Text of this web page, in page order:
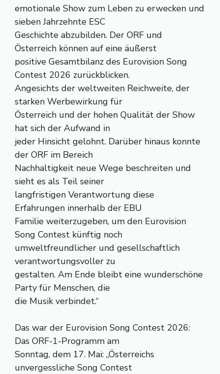
emotionale Show zum Leben zu erwecken und
sieben Jahrzehnte ESC
Geschichte abzubilden. Der ORF und
Österreich können auf eine äußerst
positive Gesamtbilanz des Eurovision Song
Contest 2026 zurückblicken.
Angesichts der weltweiten Reichweite, der
starken Werbewirkung für
Österreich und der hohen Qualität der Show
hat sich der Aufwand in
jeder Hinsicht gelohnt. Darüber hinaus konnte
der ORF im Bereich
Nachhaltigkeit neue Wege beschreiten und
sieht es als Teil seiner
langfristigen Verantwortung diese
Erfahrungen innerhalb der EBU
Familie weiterzugeben, um den Eurovision
Song Contest künftig noch
umweltfreundlicher und gesellschaftlich
verantwortungsvoller zu
gestalten. Am Ende bleibt eine wunderschöne
Party für Menschen, die
die Musik verbindet.“
Das war der Eurovision Song Contest 2026:
Das ORF-1-Programm am
Sonntag, dem 17. Mai: „Österreichs
unvergessliche Song Contest